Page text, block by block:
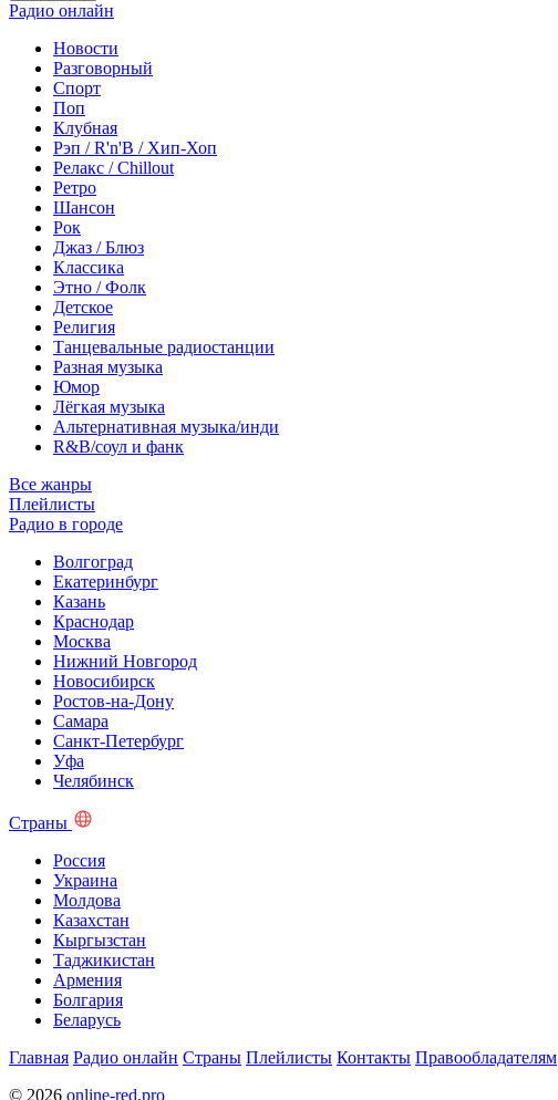
Радио онлайн
Новости
Разговорный
Спорт
Поп
Клубная
Рэп / R'n'B / Хип-Хоп
Релакс / Chillout
Ретро
Шансон
Рок
Джаз / Блюз
Классика
Этно / Фолк
Детское
Религия
Танцевальные радиостанции
Разная музыка
Юмор
Лёгкая музыка
Альтернативная музыка/инди
R&B/cоул и фанк
Все жанры
Плейлисты
Радио в городе
Волгоград
Екатеринбург
Казань
Краснодар
Москва
Нижний Новгород
Новосибирск
Ростов-на-Дону
Самара
Санкт-Петербург
Уфа
Челябинск
Страны
Россия
Украина
Молдова
Казахстан
Кыргызстан
Таджикистан
Армения
Болгария
Беларусь
Главная Радио онлайн Страны Плейлисты Контакты Правообладателям
© 2026 online-red.pro